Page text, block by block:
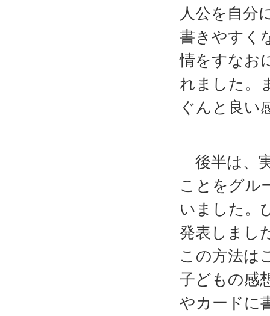
人公を自分
書きやすく
情をすなお
れました。
ぐんと良い
後半は、
ことをグル
いました。
発表しまし
この方法は
子どもの感
やカードに